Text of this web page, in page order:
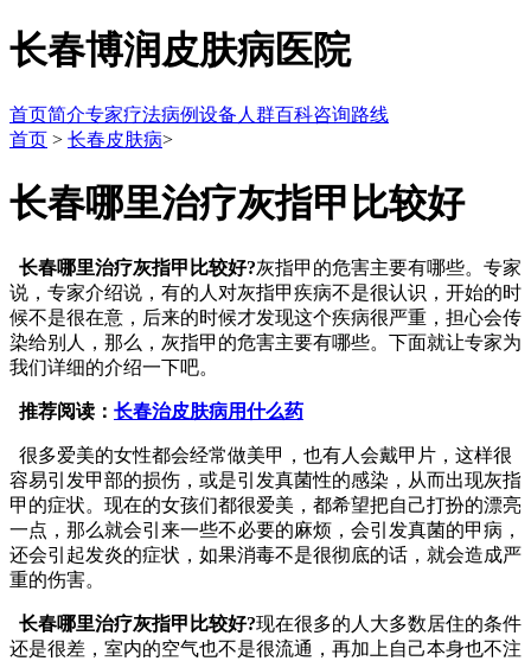
长春博润皮肤病医院
首页简介专家疗法病例设备 人群百科咨询路线
首页 > 长春皮肤病>
长春哪里治疗灰指甲比较好
长春哪里治疗灰指甲比较好?灰指甲的危害主要有哪些。专家
说，专家介绍说，有的人对灰指甲疾病不是很认识，开始的时
候不是很在意，后来的时候才发现这个疾病很严重，担心会传
染给别人，那么，灰指甲的危害主要有哪些。下面就让专家为
我们详细的介绍一下吧。
推荐阅读： 长春治皮肤病用什么药
很多爱美的女性都会经常做美甲，也有人会戴甲片，这样很
容易引发甲部的损伤，或是引发真菌性的感染，从而出现灰指
甲的症状。现在的女孩们都很爱美，都希望把自己打扮的漂亮
一点，那么就会引来一些不必要的麻烦，会引发真菌的甲病，
还会引起发炎的症状，如果消毒不是很彻底的话，就会造成严
重的伤害。
长春哪里治疗灰指甲比较好?现在很多的人大多数居住的条件
还是很差，室内的空气也不是很流通，再加上自己本身也不注